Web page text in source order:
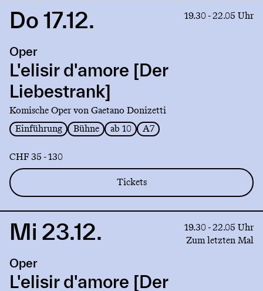
Link
L'elisir
d'amore
[Der
Liebestrank]
Do 17.12. 19.30 - 22.05 Uhr
Oper
L'elisir d'amore [Der
Liebestrank]
Komische Oper von Gaetano Donizetti
Einführung
Bühne ab 10 A7
CHF 35 - 130
Tickets
Link
L'elisir
d'amore
Mi 23.12.
19.30 - 22.05 Uhr
Zum letzten Mal
Oper
L'elisir d'amore [Der